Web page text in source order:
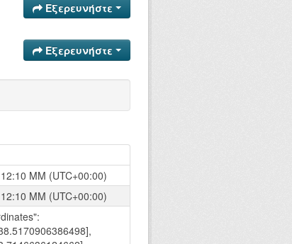
Εξερευνήστε
Εξερευνήστε
ΜΜ (UTC+00:00)
ΜΜ (UTC+00:00)